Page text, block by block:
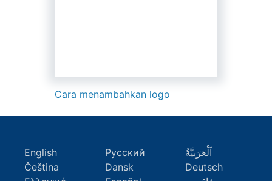
Cara menambahkan logo
English Русский
اَلْعَرَبِيَّةُ
Čeština
Dansk
Deutsch